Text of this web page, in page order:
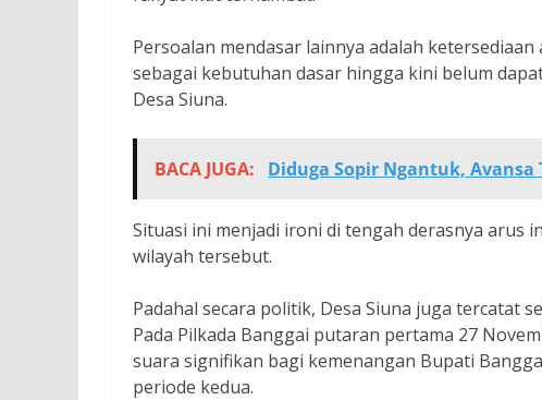
Persoalan mendasar lainnya adalah
sebagai kebutuhan dasar hingga kini belum
Desa Siuna.
BACA JUGA: Diduga Sopir Ngantuk,
Situasi ini menjadi ironi di tengah derasnya arus
wilayah tersebut.
Padahal secara politik, Desa Siuna juga tercatat
Pada Pilkada Banggai putaran pertama 27
suara signifikan bagi kemenangan Bupati
periode kedua.